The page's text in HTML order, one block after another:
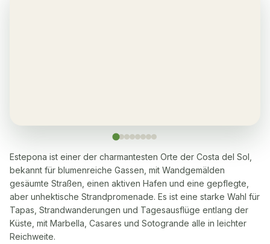
✓ Waschmaschine
✓ Geschirrspüler
Ja
✓ Mikrowelle
Ja
Estepona ist einer der charmantesten Orte der Costa del Sol,
bekannt für blumenreiche Gassen, mit Wandgemälden
gesäumte Straßen, einen aktiven Hafen und eine gepflegte,
aber unhektische Strandpromenade. Es ist eine starke Wahl für
Tapas, Strandwanderungen und Tagesausflüge entlang der
Küste, mit Marbella, Casares und Sotogrande alle in leichter
Reichweite.